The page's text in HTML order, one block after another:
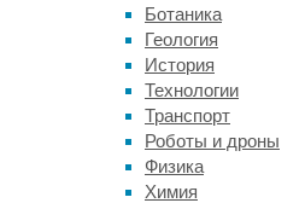
Ботаника
Геология
История
Технологии
Транспорт
Роботы и дроны
Физика
Химия
морские
луга
разрослись
рядом
коралловым
рифом,